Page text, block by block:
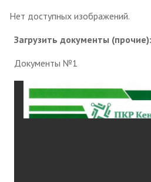
Нет доступных изображений.
Загрузить документы (прочие):
Документы №1